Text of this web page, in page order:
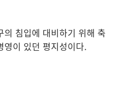
침입에 대비하기 위해 축
영이 있던 평지성이다.